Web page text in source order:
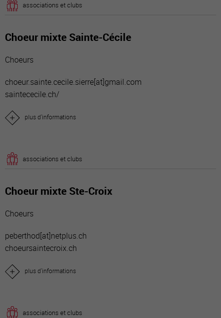
associations et clubs
Choeur mixte Sainte-Cécile
Choeurs
choeur.sainte.cecile.sierre[at]gmail.com
saintececile.ch/
plus d'informations
associations et clubs
Choeur mixte Ste-Croix
Choeurs
peberthod[at]netplus.ch
choeursaintecroix.ch
plus d'informations
associations et clubs